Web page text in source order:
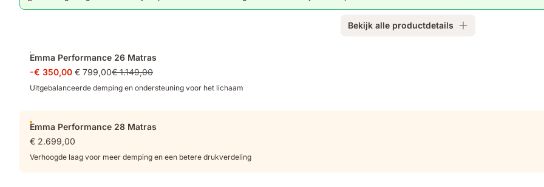
superieure
zijn
aanvoelende
hoes
ontwikkeld
Bekijk alle productdetails
producten
Emma Performance 26 Matras
-€ 350,00 € 799,00€ 1.149,00
Uitgebalanceerde demping en ondersteuning voor het lichaam
Emma Performance 28 Matras
€ 2.699,00
Verhoogde laag voor meer demping en een betere drukverdeling